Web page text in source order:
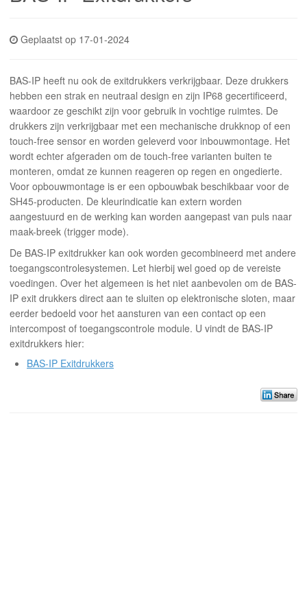
Geplaatst op 17-01-2024
BAS-IP heeft nu ook de exitdrukkers verkrijgbaar. Deze drukkers
hebben een strak en neutraal design en zijn IP68 gecertificeerd,
waardoor ze geschikt zijn voor gebruik in vochtige ruimtes. De
drukkers zijn verkrijgbaar met een mechanische drukknop of een
touch-free sensor en worden geleverd voor inbouwmontage. Het
wordt echter afgeraden om de touch-free varianten buiten te
monteren, omdat ze kunnen reageren op regen en ongedierte.
Voor opbouwmontage is er een opbouwbak beschikbaar voor de
SH45-producten. De kleurindicatie kan extern worden
aangestuurd en de werking kan worden aangepast van puls naar
maak-breek (trigger mode).
De BAS-IP exitdrukker kan ook worden gecombineerd met andere
toegangscontrolesystemen. Let hierbij wel goed op de vereiste
voedingen. Over het algemeen is het niet aanbevolen om de BAS-
IP exit drukkers direct aan te sluiten op elektronische sloten, maar
eerder bedoeld voor het aansturen van een contact op een
intercompost of toegangscontrole module. U vindt de BAS-IP
exitdrukkers hier:
BAS-IP Exitdrukkers